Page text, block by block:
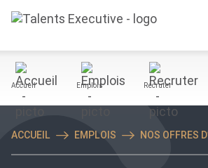
Accueil Emplois Recruter
ACCUEIL EMPLOIS NOS OFFRES